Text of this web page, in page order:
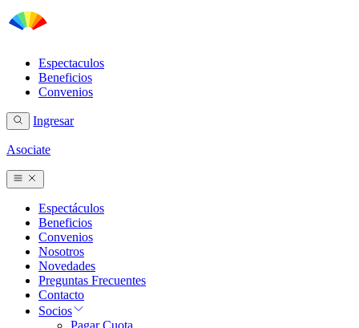
Espectaculos
Beneficios
Convenios
Ingresar
Asociate
Espectáculos
Beneficios
Convenios
Nosotros
Novedades
Preguntas Frecuentes
Contacto
Socios
Pagar Cuota